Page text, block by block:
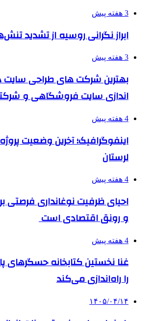
3 هفته پیش
ابراز نگرانی روسیه از تشدید
3 هفته پیش
بهترین شرکت های طراحی سایت
اندازی سایت فروشگاهی و
4 هفته پیش
اینفوگرافیک؛ آخرین وضعیت
لرستان
4 هفته پیش
احیای ظرفیت نوغانداری فرصتی
و رونق اقتصادی است
4 هفته پیش
غنا نخستین کتابخانه
را راه‌اندازی می‌کند
۱۴۰۵/۰۴/۱۴